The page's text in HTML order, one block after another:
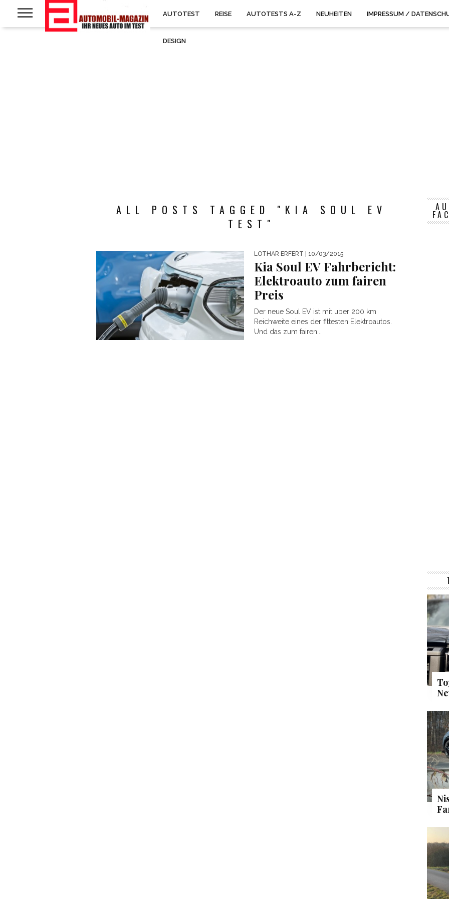
AUTOTEST REISE AUTOTESTS A-Z NEUHEITEN IMPRESSUM /
DESIGN
ALL POSTS TAGGED "KIA SOUL EV
TEST"
LOTHAR ERFERT | 10/03/2015
Kia Soul EV Fahrbericht:
Elektroauto zum fairen
Preis
Der neue Soul EV ist mit über 200 km
Reichweite eines der fittesten Elektroautos.
Und das zum fairen...